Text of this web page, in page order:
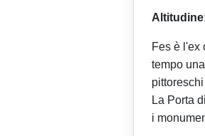
Fes è l'ex
tempo
La Porta
i